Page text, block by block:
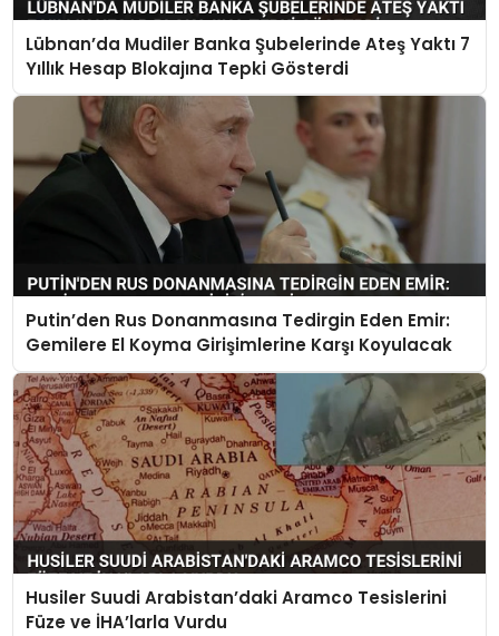
Lübnan’da Mudiler Banka Şubelerinde Ateş Yaktı 7
Yıllık Hesap Blokajına Tepki Gösterdi
Putin’den Rus Donanmasına Tedirgin Eden Emir:
Gemilere El Koyma Girişimlerine Karşı Koyulacak
Husiler Suudi Arabistan’daki Aramco Tesislerini
Füze ve İHA’larla Vurdu